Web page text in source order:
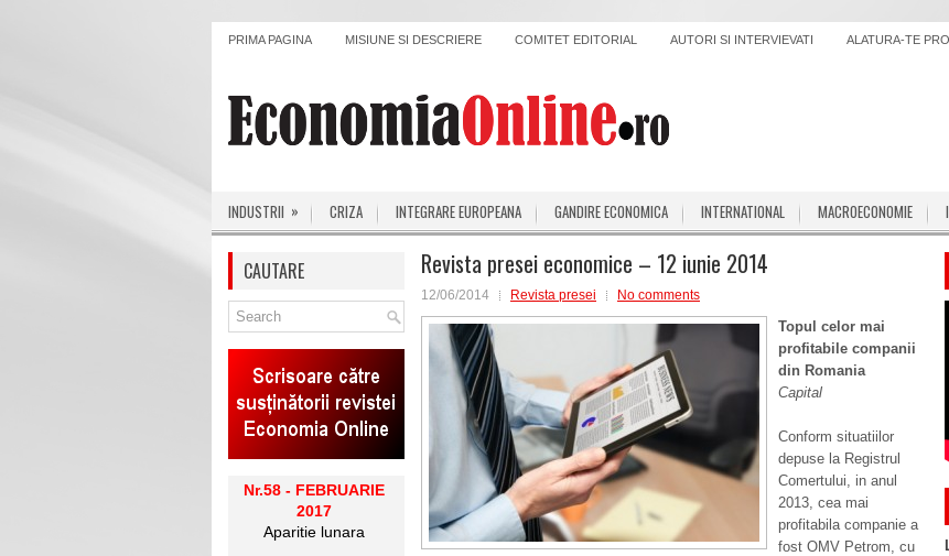
PRIMA PAGINA MISIUNE SI DESCRIERE COMITET EDITORIAL AUTORI SI INTERVIEVATI ALATURA-TE
INDUSTRII » CRIZA INTEGRARE EUROPEANA GANDIRE ECONOMICA INTERNATIONAL MACROECONOMIE
Revista presei economice – 12 iunie 2014
12/06/2014 Revista presei No comments
Topul celor mai
profitabile companii
din Romania
Capital
Conform situatiilor
depuse la Registrul
Comertului, in anul
2013, cea mai
profitabila companie a
fost OMV Petrom, cu
CAUTARE
Nr.58 - FEBRUARIE
2017
Aparitie lunara